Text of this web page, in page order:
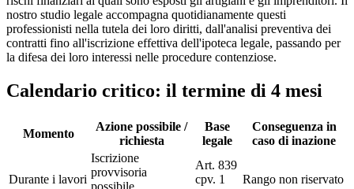
nostro studio legale accompagna quotidianamente questi
professionisti nella tutela dei loro diritti, dall'analisi preventiva dei
contratti fino all'iscrizione effettiva dell'ipoteca legale, passando per
la difesa dei loro interessi nelle procedure contenziose.
Calendario critico: il termine di 4 mesi
Momento
Azione possibile /
richiesta
Base
legale
Conseguenza in
caso di inazione
Durante i lavori
Iscrizione
provvisoria
possibile
Art. 839
cpv. 1
Rango non riservato